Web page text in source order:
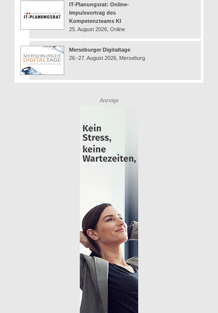
IT-Planungsrat: Online-
Impulsvortrag des
Kompetenzteams KI
25. August 2026, Online
Merseburger Digitaltage
26.-27. August 2026, Merseburg
Anzeige